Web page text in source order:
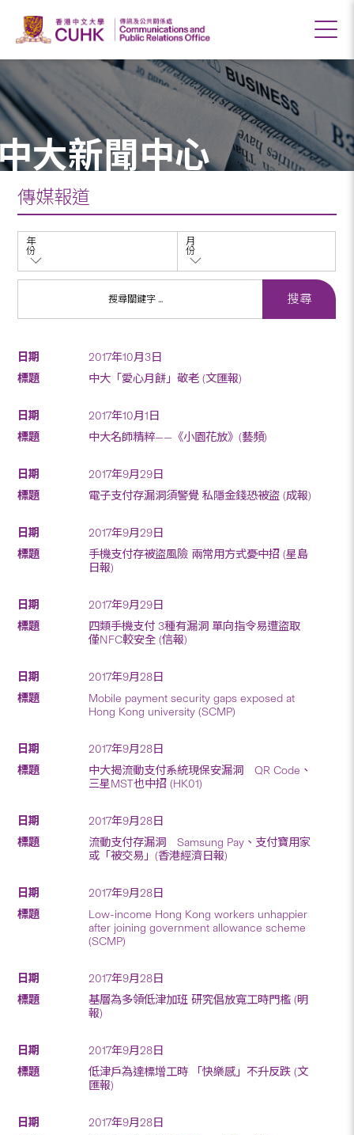
大新聞中心
傳媒報道
年
份
月
份
2017年10月3日
中大「愛心月餅」敬老 (文匯報)
2017年10月1日
中大名師精粹——《小園花放》(藝頻)
2017年9月29日
電子支付存漏洞須警覺 私隱金錢恐被盜 (成報)
2017年9月29日
手機支付存被盜風險 兩常用方式憂中招 (星島
日報)
2017年9月29日
四類手機支付 3種有漏洞 單向指令易遭盜取
僅NFC較安全 (信報)
2017年9月28日
Mobile payment security gaps exposed at
Hong Kong university (SCMP)
2017年9月28日
中大揭流動支付系統現保安漏洞 QR Code、
三星MST也中招 (HK01)
2017年9月28日
流動支付存漏洞 Samsung Pay、支付寶用家
或「被交易」(香港經濟日報)
2017年9月28日
Low-income Hong Kong workers unhappier
after joining government allowance scheme
(SCMP)
2017年9月28日
基層為多領低津加班 研究倡放寬工時門檻 (明
報)
2017年9月28日
低津戶為達標增工時 「快樂感」不升反跌 (文
匯報)
2017年9月28日